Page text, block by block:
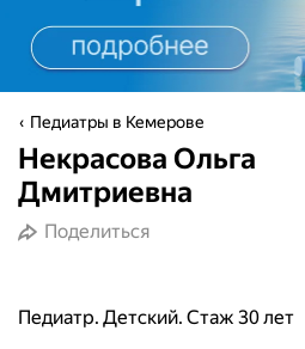
Педиатры в Кемерове
Некрасова Ольга
Дмитриевна
Поделиться
Педиатр. Детский. Стаж 30 лет